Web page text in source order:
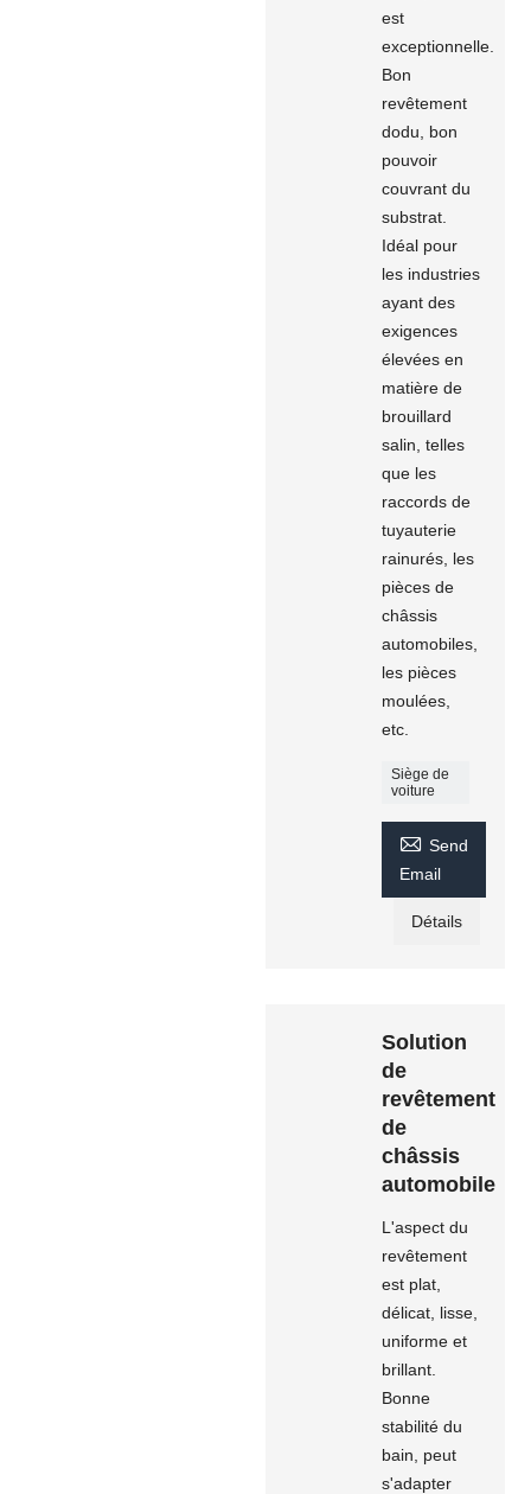
est
exceptionnelle.
Bon
revêtement
dodu, bon
pouvoir
couvrant du
substrat.
Idéal pour
les industries
ayant des
exigences
élevées en
matière de
brouillard
salin, telles
que les
raccords de
tuyauterie
rainurés, les
pièces de
châssis
automobiles,
les pièces
moulées,
etc.
Siège de
voiture
 Send
Email
Détails
Solution
de
revêtement
de
châssis
automobile
L'aspect du
revêtement
est plat,
délicat, lisse,
uniforme et
brillant.
Bonne
stabilité du
bain, peut
s'adapter